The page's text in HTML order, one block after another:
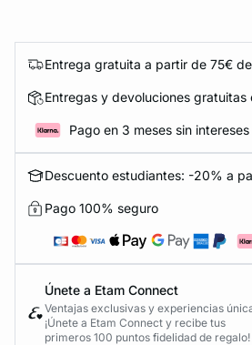
Entrega gratuita a partir de 75€
Entregas y devoluciones gratuitas
Pago en 3 meses sin intereses
Descuento estudiantes: -20% a
Pago 100% seguro
Únete a Etam Connect
Ventajas exclusivas y experiencias
¡Únete a Etam Connect y recibe tus
primeros 100 puntos fidelidad de regalo!